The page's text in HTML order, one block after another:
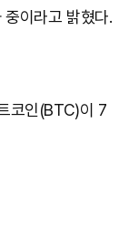
이라고 밝혔다.
코인(BTC)이 7